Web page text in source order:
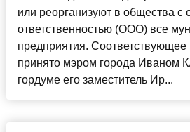
или реорганизуют в общества с
ответственностью (ООО) все
предприятия.
принято мэром города Иваном
гордуме его заместитель Ир...